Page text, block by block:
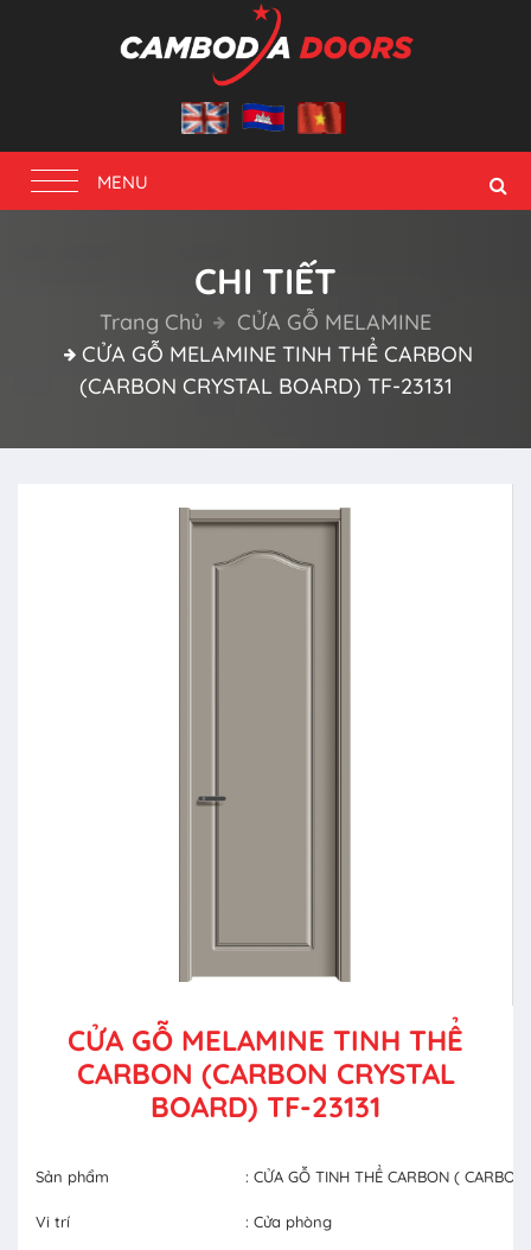
Toggle
navigation
MENU
CHI TIẾT
Trang Chủ
CỬA GỖ MELAMINE
CỬA GỖ MELAMINE TINH THỂ CARBON
(CARBON CRYSTAL BOARD) TF-23131
CỬA GỖ MELAMINE TINH THỂ
CARBON (CARBON CRYSTAL
BOARD) TF-23131
Sản phẩm : CỬA GỖ TINH THỂ CARBON (
Vi trí : Cửa phòng